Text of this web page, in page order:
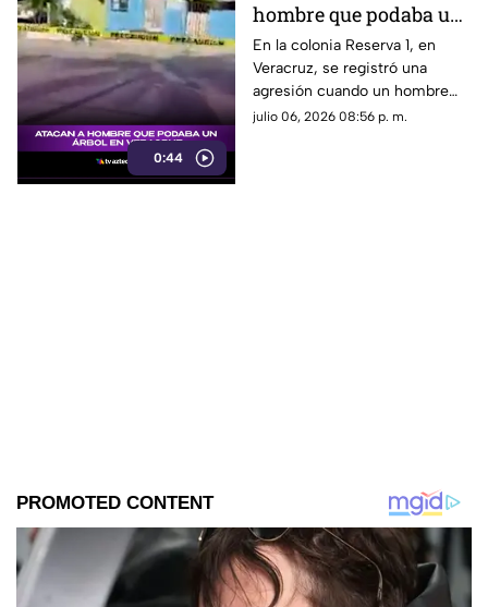
0:44
hombre que podaba un
árbol en Veracruz; esto
se sabe
En la colonia Reserva 1, en
Veracruz, se registró una
agresión cuando un hombre
podaba un árbol. Aquí te
julio 06, 2026 08:56 p. m.